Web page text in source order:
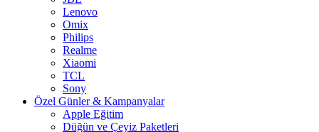
Lenovo
Omix
Philips
Realme
Xiaomi
TCL
Sony
Özel Günler & Kampanyalar
Apple Eğitim
Düğün ve Çeyiz Paketleri